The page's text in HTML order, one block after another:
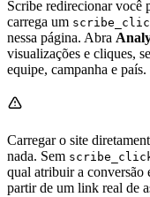
Scribe redirecionar você
carrega um
nessa página. Abra
visualizações e cliques,
equipe, campanha e país.
Carregar o site
nada. Sem
qual atribuir a conversão
partir de um link real de